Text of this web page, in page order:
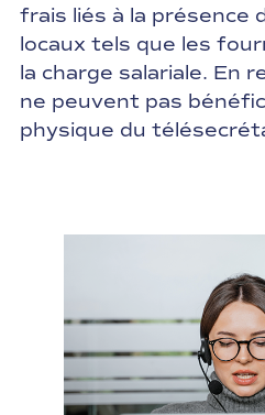
frais liés à la présence
locaux tels que les
la charge salariale. En
ne peuvent pas
physique du